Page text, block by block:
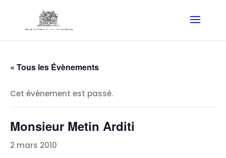
« Tous les Évènements
Cet évènement est passé.
Monsieur Metin Arditi
2 mars 2010